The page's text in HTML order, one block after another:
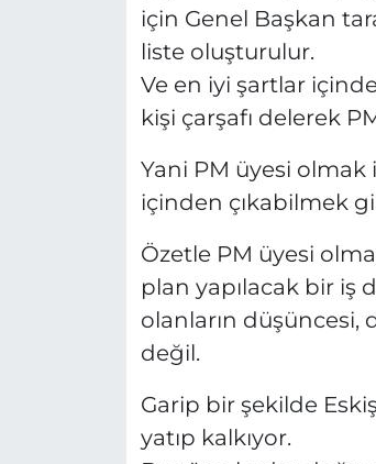
için Genel Başkan
liste oluşturulur.
Ve en iyi şartlar
kişi çarşafı delerek
Yani PM üyesi
içinden çıkabilmek
Özetle PM üyesi
plan yapılacak bir iş
olanların düşüncesi,
değil.
Garip bir şekilde
yatıp kalkıyor.